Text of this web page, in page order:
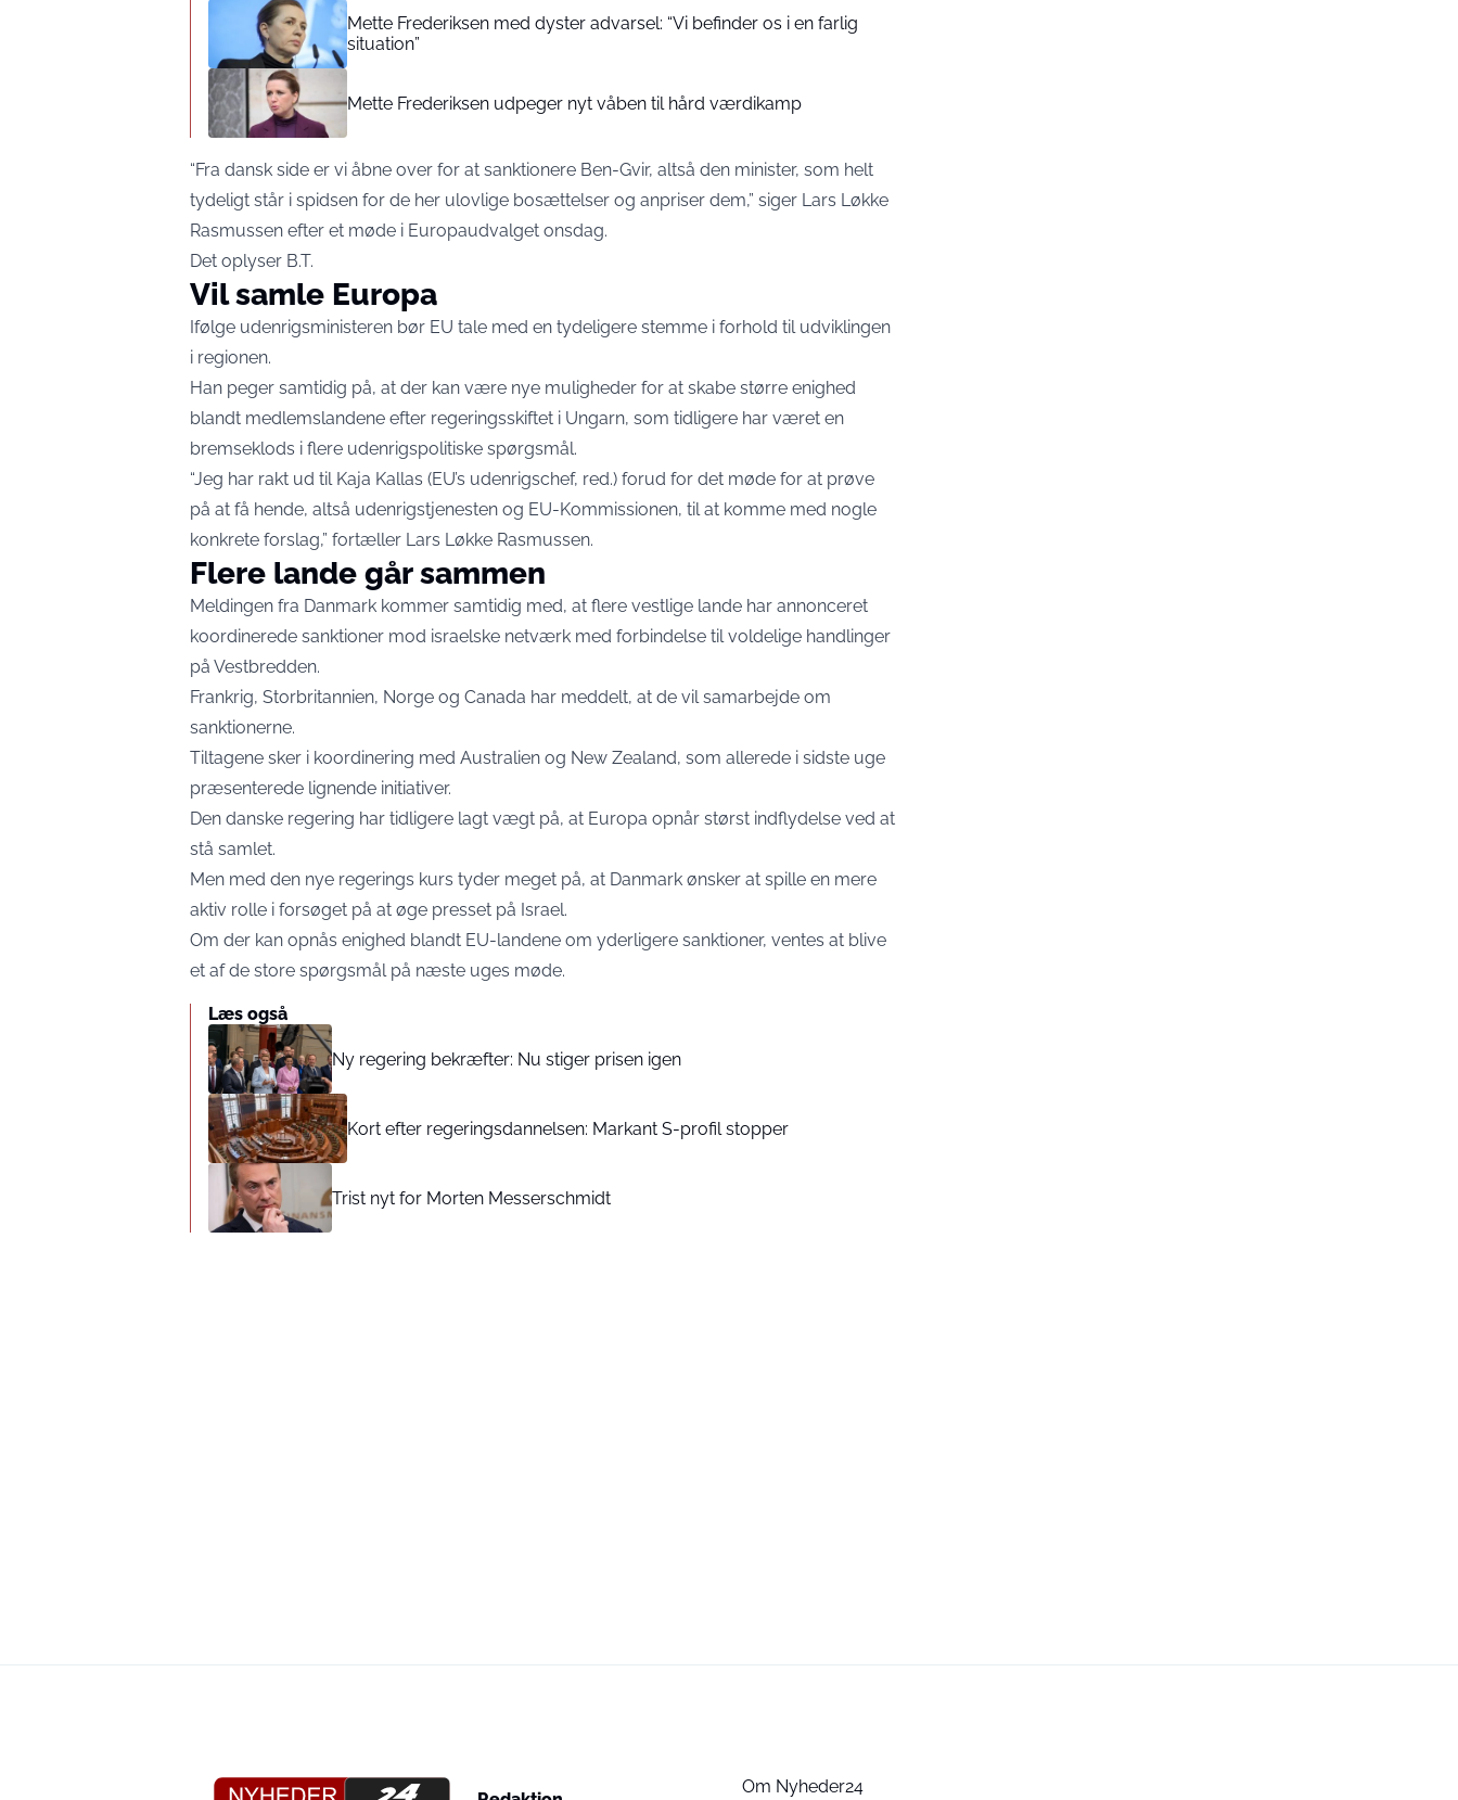
Mette Frederiksen med dyster advarsel: “Vi befinder os i en farlig
situation”
Mette Frederiksen udpeger nyt våben til hård værdikamp
“Fra dansk side er vi åbne over for at sanktionere Ben-Gvir, altså den minister, som helt
tydeligt står i spidsen for de her ulovlige bosættelser og anpriser dem,” siger Lars Løkke
Rasmussen efter et møde i Europaudvalget onsdag.
Det oplyser B.T.
Vil samle Europa
Ifølge udenrigsministeren bør EU tale med en tydeligere stemme i forhold til udviklingen
i regionen.
Han peger samtidig på, at der kan være nye muligheder for at skabe større enighed
blandt medlemslandene efter regeringsskiftet i Ungarn, som tidligere har været en
bremseklods i flere udenrigspolitiske spørgsmål.
“Jeg har rakt ud til Kaja Kallas (EU’s udenrigschef, red.) forud for det møde for at prøve
på at få hende, altså udenrigstjenesten og EU-Kommissionen, til at komme med nogle
konkrete forslag,” fortæller Lars Løkke Rasmussen.
Flere lande går sammen
Meldingen fra Danmark kommer samtidig med, at flere vestlige lande har annonceret
koordinerede sanktioner mod israelske netværk med forbindelse til voldelige handlinger
på Vestbredden.
Frankrig, Storbritannien, Norge og Canada har meddelt, at de vil samarbejde om
sanktionerne.
Tiltagene sker i koordinering med Australien og New Zealand, som allerede i sidste uge
præsenterede lignende initiativer.
Den danske regering har tidligere lagt vægt på, at Europa opnår størst indflydelse ved at
stå samlet.
Men med den nye regerings kurs tyder meget på, at Danmark ønsker at spille en mere
aktiv rolle i forsøget på at øge presset på Israel.
Om der kan opnås enighed blandt EU-landene om yderligere sanktioner, ventes at blive
et af de store spørgsmål på næste uges møde.
Læs også
Ny regering bekræfter: Nu stiger prisen igen
Kort efter regeringsdannelsen: Markant S-profil stopper
Trist nyt for Morten Messerschmidt
Om Nyheder24